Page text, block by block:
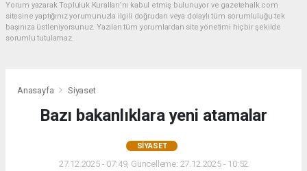
Yorum yazarak Topluluk Kuralları’nı kabul etmiş bulunuyor ve gazetehalk.com
sitesine yaptığınız yorumunuzla ilgili doğrudan veya dolaylı tüm sorumluluğu tek
başınıza üstleniyorsunuz. Yazılan tüm yorumlardan site yönetimi hiçbir şekilde
sorumlu tutulamaz.
Anasayfa Siyaset
Bazı bakanlıklara yeni atamalar
SIYASET
27.12.2025 - 07:49, Güncelleme: 27.12.2025 - 10:52